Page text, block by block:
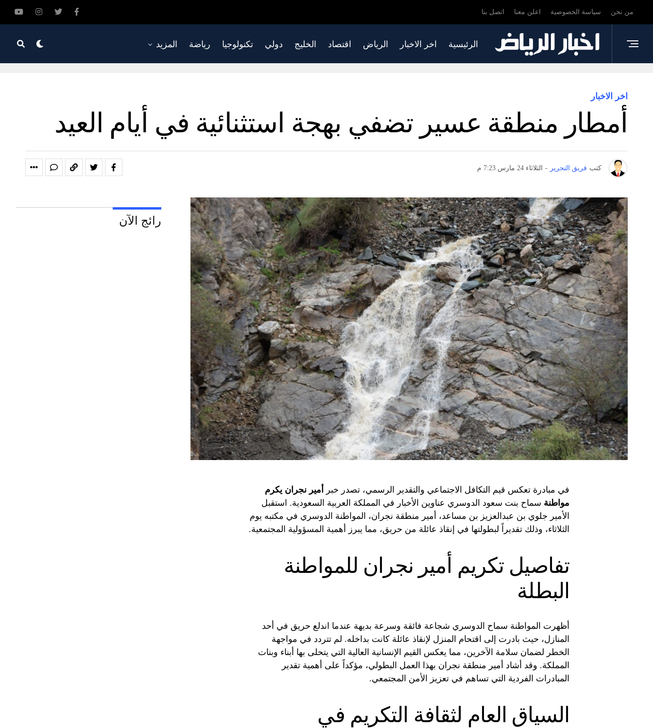
من نحن سياسة الخصوصية اعلن معنا اتصل بنا
الرئيسية اخر الاخبار الرياض اقتصاد الخليج دولي تكنولوجيا رياضة المزيد
اخر الاخبار
أمطار منطقة عسير تضفي بهجة استثنائية في أيام العيد
كتب فريق التحرير - الثلاثاء 24 مارس 7:23 م
في مبادرة تعكس قيم التكافل الاجتماعي والتقدير الرسمي، تصدر خبر
أمير نجران يكرم
مواطنة سماح بنت سعود الدوسري عناوين الأخبار في المملكة العربية السعودية. استقبل
الأمير جلوي بن عبدالعزيز بن مساعد، أمير منطقة نجران، المواطنة الدوسري في مكتبه يوم
الثلاثاء، وذلك تقديراً لبطولتها في إنقاذ عائلة من حريق، مما يبرز أهمية المسؤولية المجتمعية.
تفاصيل تكريم أمير نجران للمواطنة
البطلة
أظهرت المواطنة سماح الدوسري شجاعة فائقة وسرعة بديهة عندما اندلع حريق في أحد
المنازل، حيث بادرت إلى اقتحام المنزل لإنقاذ عائلة كانت بداخله. لم تتردد في مواجهة
الخطر لضمان سلامة الآخرين، مما يعكس القيم الإنسانية العالية التي يتحلى بها أبناء وبنات
المملكة. وقد أشاد أمير منطقة نجران بهذا العمل البطولي، مؤكداً على أهمية تقدير
المبادرات الفردية التي تساهم في تعزيز الأمن المجتمعي.
السياق العام لثقافة التكريم في
رائج الآن